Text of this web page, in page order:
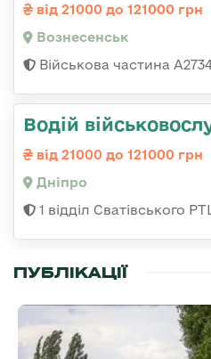
від 21000 до 121000 грн
Вознесенськ
Військова частина
Водій
від 21000 до 121000 грн
Дніпро
1 відділ Сватівського
ПУБЛІКАЦІЇ